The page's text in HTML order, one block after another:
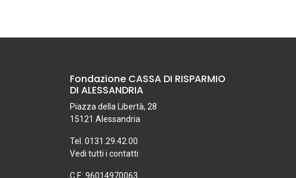
Fondazione CASSA DI RISPARMIO
DI ALESSANDRIA
Piazza della Libertà, 28
15121 Alessandria
Tel. 0131.29.42.00
Vedi tutti i contatti
C.F.: 96014970063